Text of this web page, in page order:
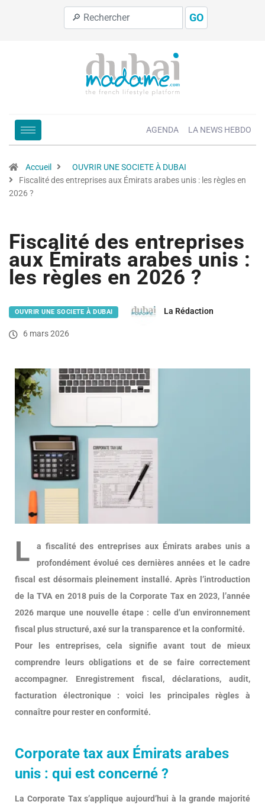
GO
AGENDA LA NEWS HEBDO
Accueil
OUVRIR UNE SOCIETE À DUBAI
Fiscalité des entreprises aux Émirats arabes unis : les règles en
2026 ?
Fiscalité des entreprises
aux Émirats arabes unis :
les règles en 2026 ?
OUVRIR UNE SOCIETE À DUBAI La Rédaction
6 mars 2026
L
a fiscalité des entreprises aux Émirats arabes unis a
profondément évolué ces dernières années et le cadre
fiscal est désormais pleinement installé. Après l’introduction
de la TVA en 2018 puis de la Corporate Tax en 2023, l’année
2026 marque une nouvelle étape : celle d’un environnement
fiscal plus structuré, axé sur la transparence et la conformité.
Pour les entreprises, cela signifie avant tout de mieux
comprendre leurs obligations et de se faire correctement
accompagner. Enregistrement fiscal, déclarations, audit,
facturation électronique : voici les principales règles à
connaître pour rester en conformité.
Corporate tax aux Émirats arabes
unis : qui est concerné ?
La Corporate Tax s’applique aujourd’hui à la grande majorité